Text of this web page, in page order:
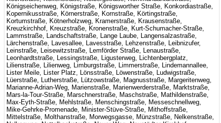
Königseichenweg, Königstraße, Königsworther Straße, Konkordiastraße,
Kopernikusstraße, Körnerstraße, Kornstraße, Körtingstraße,
Kortumstraße, Kötnerholzweg, Kramerstraße, Krausenstraße,
Kreuzkirchhof, Kreuzstraße, Kronenstraße, Kurt-Schumacher-Straße,
Lammstraße, Landschaftstraße, Lange Laube, Langensalzastraße,
Lärchenstraße, Lavesallee, Lavesstraße, Lehzenstraße, Leibnizufer,
Leinstraße, Leisewitzstraße, Lemförder Straße, Lenaustraße,
Leonhardtstraße, Lessingstraße, Ligusterweg, Lichtenbergplatz,
Lilienstraße, Lilienweg, Limburgstraße, Limmerstraße, Lindemannallee,
Lister Meile, Lister Platz, Lönsstraße, Löwenstraße, Ludwigstraße,
Lüerstraße, Lutherstraße, Lützowstraße, Magnusstraße, Margeritenweg,
Marianne-Adrian-Weg, Marienstraße, Marienwerderstraße, Marktstraße,
Mars-la-Tour-Straße, Marschnerstraße, Maschstraße, Mathildenstraße,
Max-Eyth-Straße, Mehlstraße, Menschingstraße, Messeschnellweg,
Mike-Gehrke-Promenade, Minister-Stüve-Straße, Mithoffstraße,
Mittelstraße, Molthanstraße, Morwegsgasse, Münzstraße, Nelkenstraße,